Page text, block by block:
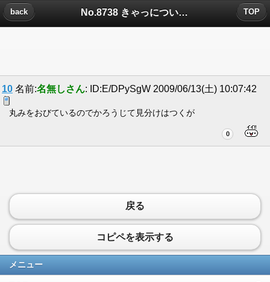
No.8738 きゃっについたコメント
back TOP
10 名前:名無しさん: ID:E/DPySgW 2009/06/13(土) 10:07:42
丸みをおびているのでかろうじて見分けはつくが
0
戻る
コピペを表示する
メニュー